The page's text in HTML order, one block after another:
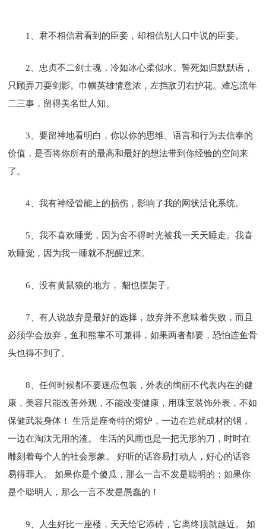
1、君不相信君看到的臣妾，却相信别人口中说的臣妾。
2、忠贞不二剑士魂，冷如冰心柔似水。誓死如归默默语，
只顾弄刀耍剑影。巾帼英雄情意浓，左挡敌刃右护花。难忘流年
二三事，留得美名世人知。
3、要留神地看明白，你以你的思维、语言和行为去信奉的
价值，是否将你所有的最高和最好的想法带到你经验的空间来
了。
4、我有神经管能上的损伤，影响了我的网状活化系统。
5、我不喜欢睡觉，因为舍不得时光被我一天天睡走。我喜
欢睡觉，因为我一睡就不想醒过来。
6、没有黄鼠狼的地方， 貂也摆架子。
7、有人说放弃是最好的选择，放弃并不意味着失败，而且
必须学会放弃，鱼和熊掌不可兼得，如果两者都要，恐怕连鱼骨
头也得不到了。
8、任何时候都不要迷恋包装，外表的绚丽不代表内在的健
康，美容只能改善外观，不能改变健康，用珠宝装饰外表，不如
保健武装身体！ 生活是座奇特的熔炉，一边在造就成材的钢，
一边在淘汰无用的渣。 生活的风雨也是一把无形的刀，时时在
雕刻着每个人的社会形象。 好听的话容易打动人，好心的话容
易得罪人。 如果你是个傻瓜，那么一言不发是聪明的；如果你
是个聪明人，那么一言不发是愚蠢的！
9、人生好比一座楼，天天给它添砖，它离终顶就越近。 如